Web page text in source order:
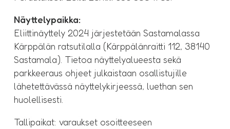
Näyttelypaikka:
Eliittinäyttely 2024 järjestetään Sastamalassa
Kärppälän ratsutilalla (Kärppälänraitti 112, 38140
Sastamala). Tietoa näyttelyalueesta sekä
parkkeeraus ohjeet julkaistaan osallistujille
lähetettävässä näyttelykirjeessä, luethan sen
huolellisesti.
Tallipaikat: varaukset osoitteeseen